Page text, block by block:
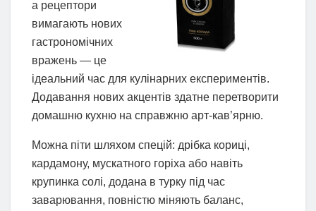
а рецептори
вимагають нових
гастрономічних
вражень — це
ідеальний час для кулінарних експериментів.
Додавання нових акцентів здатне перетворити
домашню кухню на справжню арт-кав’ярню.
Можна піти шляхом спецій: дрібка кориці,
кардамону, мускатного горіха або навіть
крупинка солі, додана в турку під час
заварювання, повністю міняють баланс,